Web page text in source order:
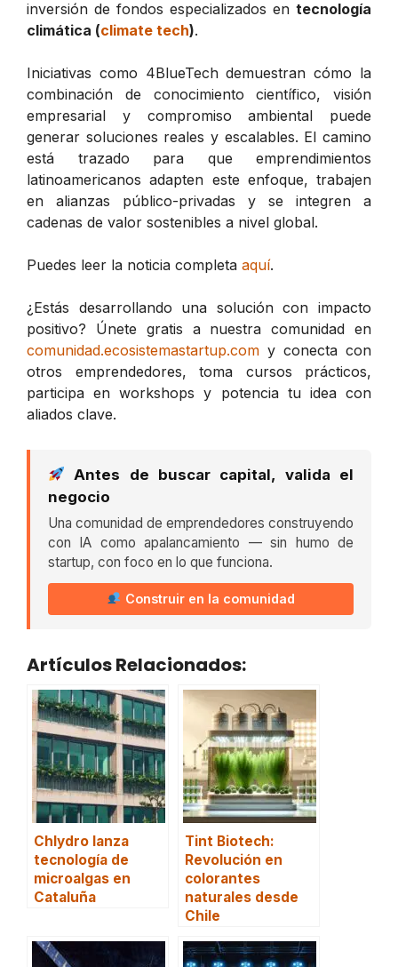
inversión de fondos especializados en tecnología
climática (climate tech).
Iniciativas como 4BlueTech demuestran cómo la
combinación de conocimiento científico, visión
empresarial y compromiso ambiental puede
generar soluciones reales y escalables. El camino
está trazado para que emprendimientos
latinoamericanos adapten este enfoque, trabajen
en alianzas público-privadas y se integren a
cadenas de valor sostenibles a nivel global.
Puedes leer la noticia completa aquí.
¿Estás desarrollando una solución con impacto
positivo? Únete gratis a nuestra comunidad en
comunidad.ecosistemastartup.com y conecta con
otros emprendedores, toma cursos prácticos,
participa en workshops y potencia tu idea con
aliados clave.
Antes de buscar capital, valida el
negocio
Una comunidad de emprendedores construyendo
con IA como apalancamiento — sin humo de
startup, con foco en lo que funciona.
Construir en la comunidad
Artículos Relacionados:
Chlydro lanza
tecnología de
microalgas en
Cataluña
Tint Biotech:
Revolución en
colorantes
naturales desde
Chile